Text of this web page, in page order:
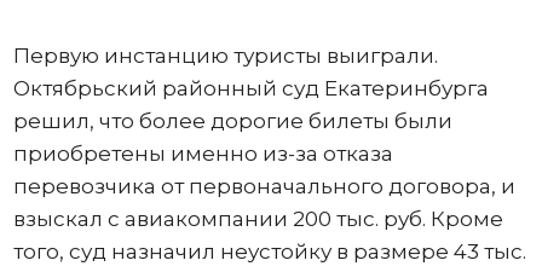
Первую инстанцию туристы выиграли.
Октябрьский районный суд Екатеринбурга
решил, что более дорогие билеты были
приобретены именно из-за отказа
перевозчика от первоначального договора, и
взыскал с авиакомпании 200 тыс. руб. Кроме
того, суд назначил неустойку в размере 43 тыс.